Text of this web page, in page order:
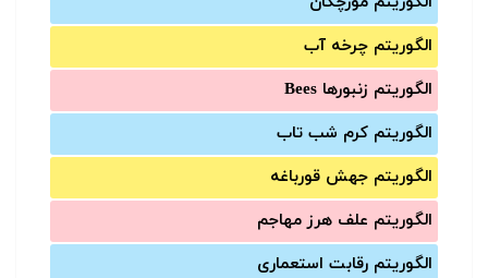
الگوریتم چرخه آب
الگوریتم زنبورها Bees
الگوریتم کرم شب تاب
الگوریتم جهش قورباغه
الگوریتم علف هرز مهاجم
الگوریتم رقابت استعماری